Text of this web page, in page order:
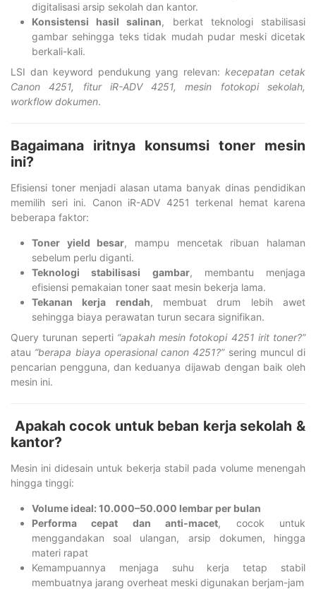
digitalisasi arsip sekolah dan kantor.
Konsistensi hasil salinan, berkat teknologi stabilisasi
gambar sehingga teks tidak mudah pudar meski dicetak
berkali-kali.
LSI dan keyword pendukung yang relevan:kecepatan cetak
Canon 4251, fitur iR-ADV 4251, mesin fotokopi sekolah,
workflow dokumen.
Bagaimana iritnya konsumsi toner mesin
ini?
Efisiensi toner menjadi alasan utama banyak dinas pendidikan
memilih seri ini. Canon iR-ADV 4251 terkenal hemat karena
beberapa faktor:
Toner yield besar, mampu mencetak ribuan halaman
sebelum perlu diganti.
Teknologi stabilisasi gambar, membantu menjaga
efisiensi pemakaian toner saat mesin bekerja lama.
Tekanan kerja rendah, membuat drum lebih awet
sehingga biaya perawatan turun secara signifikan.
Query turunan seperti “apakah mesin fotokopi 4251 irit toner?”
atau “berapa biaya operasional canon 4251?”sering muncul di
pencarian pengguna, dan keduanya dijawab dengan baik oleh
mesin ini.
Apakah cocok untuk beban kerja sekolah &
kantor?
Mesin ini didesain untuk bekerja stabil pada volume menengah
hingga tinggi:
Volume ideal: 10.000–50.000 lembar per bulan
Performa cepat dan anti-macet, cocok untuk
menggandakan soal ulangan, arsip dokumen, hingga
materi rapat
Kemampuannya menjaga suhu kerja tetap stabil
membuatnya jarang overheat meski digunakan berjam-jam